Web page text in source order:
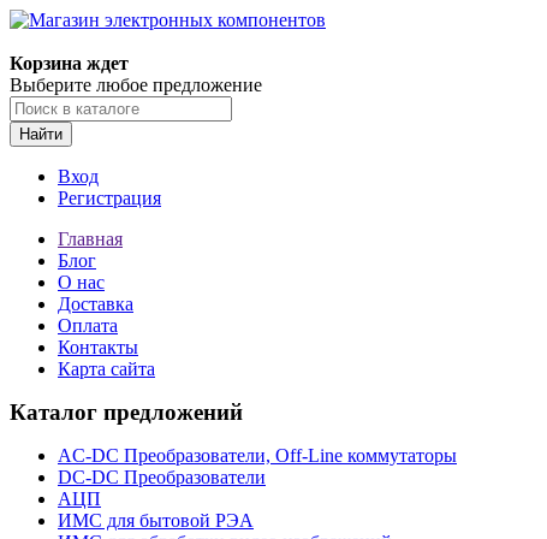
Корзина ждет
Выберите любое предложение
Найти
Вход
Регистрация
Главная
Блог
О нас
Доставка
Оплата
Контакты
Карта сайта
Каталог предложений
AC-DC Преобразователи, Off-Line коммутаторы
DC-DC Преобразователи
АЦП
ИМС для бытовой РЭА